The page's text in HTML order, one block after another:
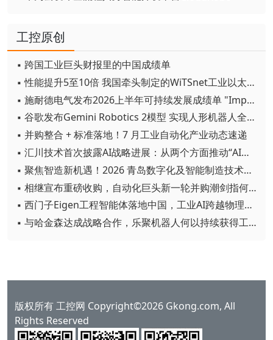
工控原创
▪ 跨国工业巨头财报里的中国成绩单
▪ 性能提升5至10倍 我国牵头制定的WiTSnet工业以太网国际标准正式发布
▪ 施耐德电气发布2026上半年可持续发展成绩单 "Impact 2030"路线图开局稳健
▪ 谷歌发布Gemini Robotics 2模型 实现人形机器人全身智能控制突破
▪ 并购整合 + 标准落地！7 月工业自动化产业动态速递
▪ 汇川技术首次披露AI战略进展：从两个方面推动“AI业务化”落地
▪ 聚焦智造新机遇！2026 青岛数字化及智能制造技术论坛圆满落幕
▪ 相继宣布重磅收购，自动化巨头新一轮并购潮剑指何方？
▪ 西门子Eigen工程智能体落地中国，工业AI跨越物理世界“确定性”拐点
▪ 与哈金森达成战略合作，乐聚机器人何以持续获得工业巨头青睐？
版权所有 工控网 Copyright©2026 Gkong.com, All
Rights Reserved